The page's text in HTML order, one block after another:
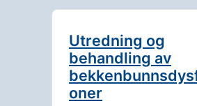
Utredning og
behandling av
oner